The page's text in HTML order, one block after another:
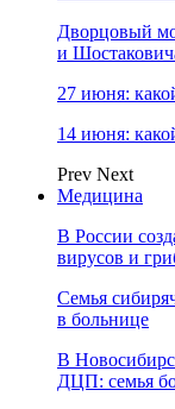
Дворцовый
и
27 июня:
14 июня:
Prev Next
Медицина
В России
вирусов и
Семья
в больнице
В
ДЦП: семья